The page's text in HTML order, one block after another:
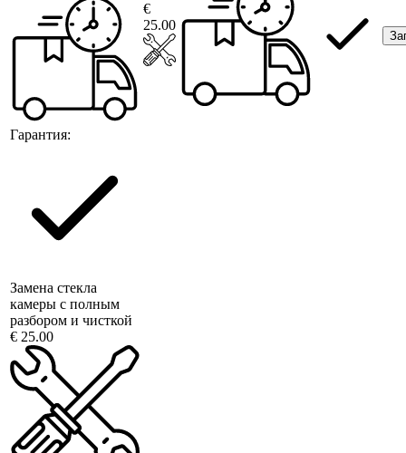
Гарантия:
€
25.00
Замена стекла
камеры с полным
разбором и чисткой
€ 25.00